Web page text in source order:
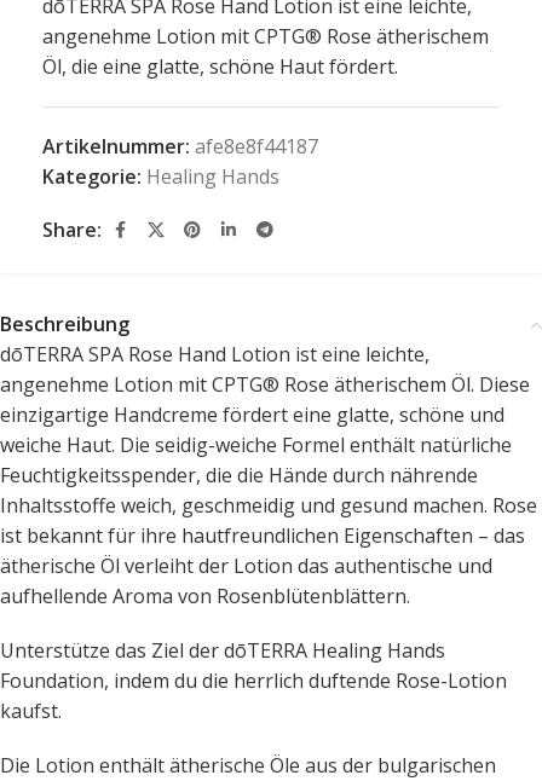
dōTERRA SPA Rose Hand Lotion ist eine leichte,
angenehme Lotion mit CPTG® Rose ätherischem
Öl, die eine glatte, schöne Haut fördert.
Artikelnummer: afe8e8f44187
Kategorie: Healing Hands
Share:
Beschreibung
dōTERRA SPA Rose Hand Lotion ist eine leichte,
angenehme Lotion mit CPTG® Rose ätherischem Öl. Diese
einzigartige Handcreme fördert eine glatte, schöne und
weiche Haut. Die seidig-weiche Formel enthält natürliche
Feuchtigkeitsspender, die die Hände durch nährende
Inhaltsstoffe weich, geschmeidig und gesund machen. Rose
ist bekannt für ihre hautfreundlichen Eigenschaften – das
ätherische Öl verleiht der Lotion das authentische und
aufhellende Aroma von Rosenblütenblättern.
Unterstütze das Ziel der dōTERRA Healing Hands
Foundation, indem du die herrlich duftende Rose-Lotion
kaufst.
Die Lotion enthält ätherische Öle aus der bulgarischen